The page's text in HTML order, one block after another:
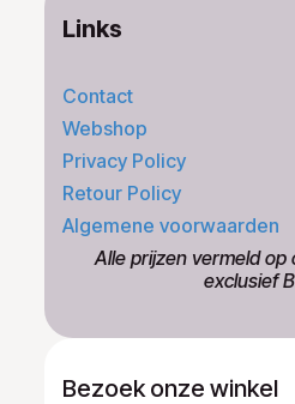
Links
Contact
Webshop
Privacy Policy
Retour Policy
Algemene voorwaarden
​Alle prijzen vermeld
exclusief
Bezoek onze winkel